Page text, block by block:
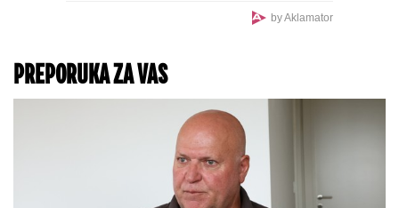
VATERPOLO PLjAČKA
VEKA U ZAGREBU!
Crnogorci među
najboljima, izvisili za
plasman dalje